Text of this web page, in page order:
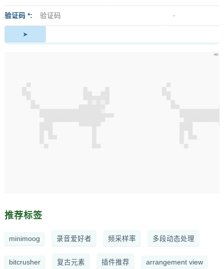
签
验证码 *
推荐标签
minimoog 录音爱好者 频采样率 多段动态处理
bitcrusher 复古元素 插件推荐 arrangement view